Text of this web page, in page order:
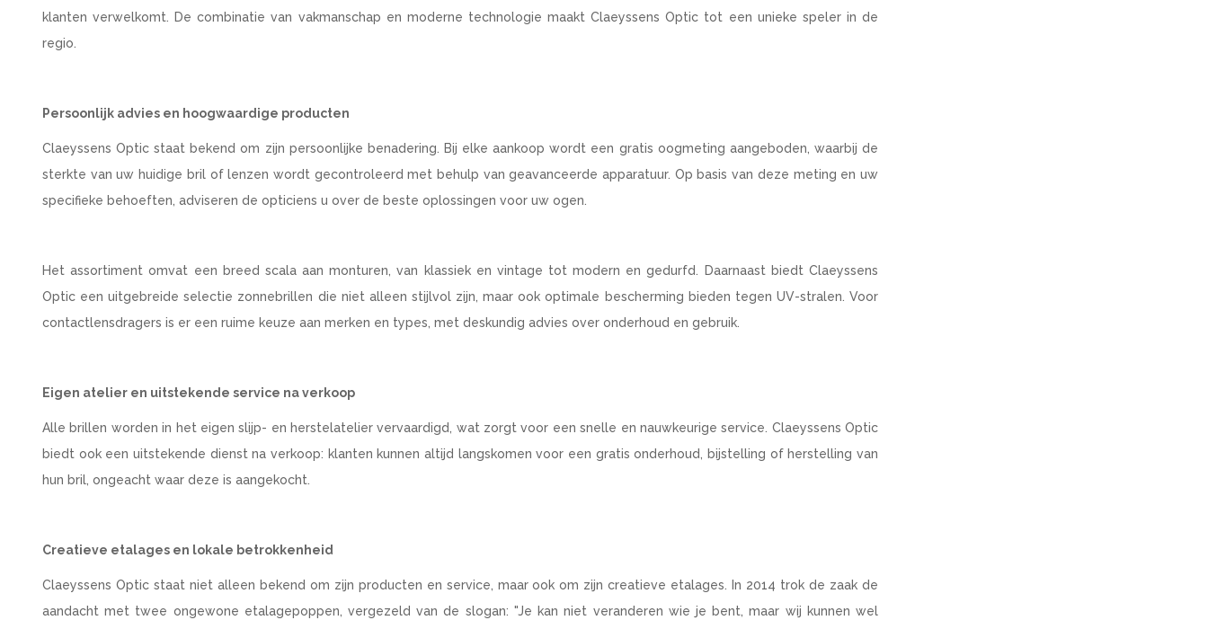
klanten verwelkomt. De combinatie van vakmanschap en moderne technologie maakt Claeyssens Optic tot een unieke speler in de
regio.
Persoonlijk advies en hoogwaardige producten
Claeyssens Optic staat bekend om zijn persoonlijke benadering. Bij elke aankoop wordt een gratis oogmeting aangeboden, waarbij de
sterkte van uw huidige bril of lenzen wordt gecontroleerd met behulp van geavanceerde apparatuur. Op basis van deze meting en uw
specifieke behoeften, adviseren de opticiens u over de beste oplossingen voor uw ogen.
Het assortiment omvat een breed scala aan monturen, van klassiek en vintage tot modern en gedurfd. Daarnaast biedt Claeyssens
Optic een uitgebreide selectie zonnebrillen die niet alleen stijlvol zijn, maar ook optimale bescherming bieden tegen UV-stralen. Voor
contactlensdragers is er een ruime keuze aan merken en types, met deskundig advies over onderhoud en gebruik.
Eigen atelier en uitstekende service na verkoop
Alle brillen worden in het eigen slijp- en herstelatelier vervaardigd, wat zorgt voor een snelle en nauwkeurige service. Claeyssens Optic
biedt ook een uitstekende dienst na verkoop: klanten kunnen altijd langskomen voor een gratis onderhoud, bijstelling of herstelling van
hun bril, ongeacht waar deze is aangekocht.
Creatieve etalages en lokale betrokkenheid
Claeyssens Optic staat niet alleen bekend om zijn producten en service, maar ook om zijn creatieve etalages. In 2014 trok de zaak de
aandacht met twee ongewone etalagepoppen, vergezeld van de slogan: "Je kan niet veranderen wie je bent, maar wij kunnen wel